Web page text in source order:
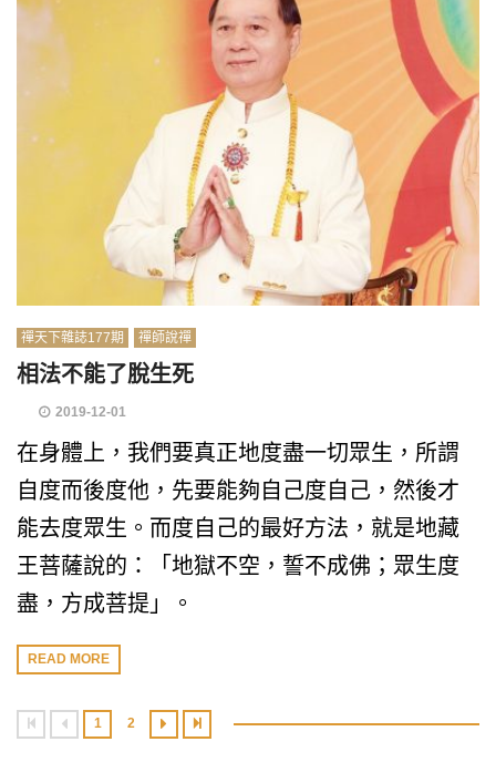
禪天下雜誌177期 禪師說禪
相法不能了脫生死
2019-12-01
在身體上，我們要真正地度盡一切眾生，所謂
自度而後度他，先要能夠自己度自己，然後才
能去度眾生。而度自己的最好方法，就是地藏
王菩薩說的：「地獄不空，誓不成佛；眾生度
盡，方成菩提」。
READ MORE
1 2